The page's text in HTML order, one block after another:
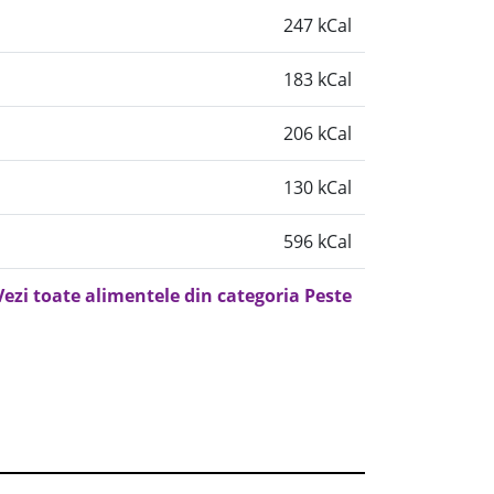
247 kCal
183 kCal
206 kCal
130 kCal
596 kCal
toate alimentele din categoria Peste